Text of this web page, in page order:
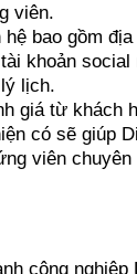
viên.
hệ bao gồm
khoản social
lịch.
giá từ khách
có sẽ giúp
viên chuyên
công